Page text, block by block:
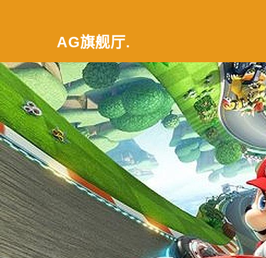
AG旗舰厅.